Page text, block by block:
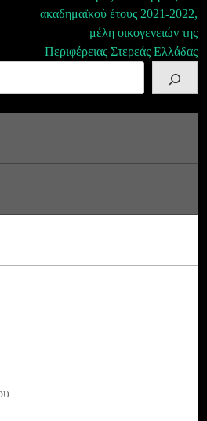
ακαδημαϊκού έτους 2021-2022,
μέλη οικογενειών της
Περιφέρειας Στερεάς Ελλάδας